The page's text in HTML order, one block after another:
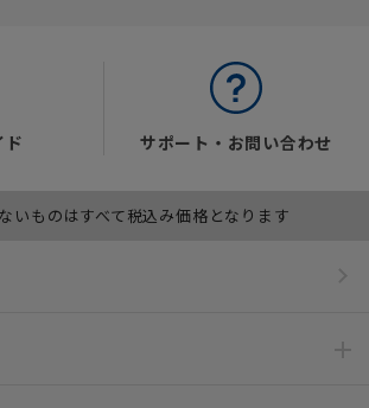
ド サポート・お問い合わせ
いものはすべて税込み価格となります